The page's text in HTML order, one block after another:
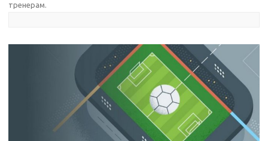
тренерам.